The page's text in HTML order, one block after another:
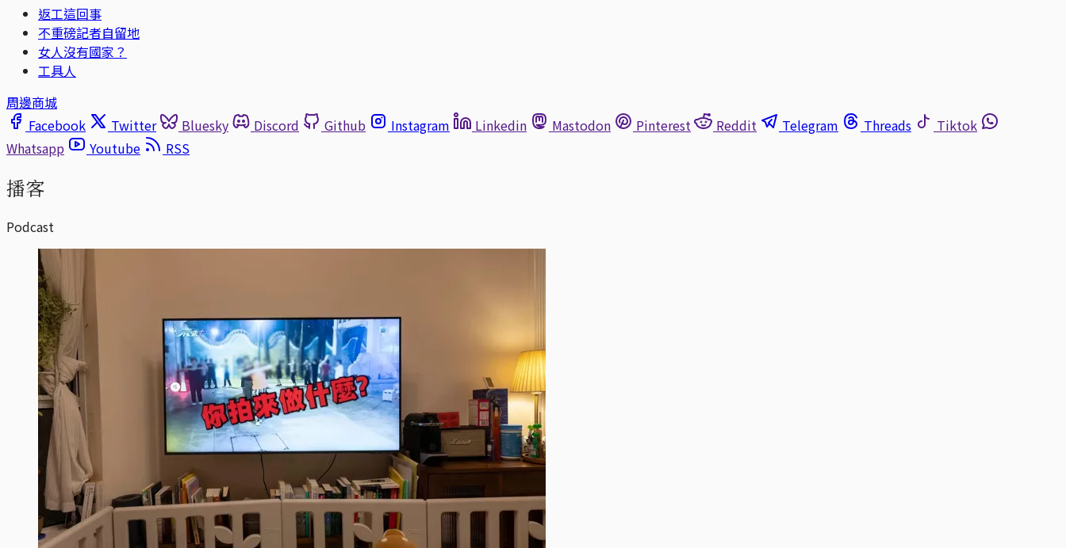
返工這回事
不重磅記者自留地
女人沒有國家？
工具人
周邊商城
Facebook
Twitter Bluesky Discord Github Instagram Linkedin Mastodon Pinterest Reddit Telegram Threads
Tiktok
Whatsapp
Youtube RSS
播客
Podcast